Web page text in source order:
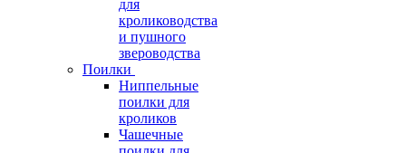
для
кролиководства
и пушного
звероводства
Поилки
Ниппельные
поилки для
кроликов
Чашечные